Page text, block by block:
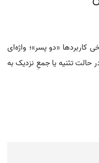
کاربردها «دو پسر»؛ واژه‌ای
در حالت تثنیه یا جمعِ نزدیک به